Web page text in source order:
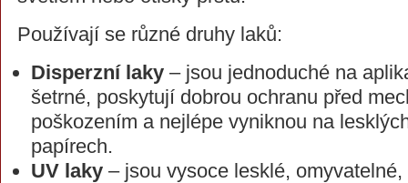
Používají se různé druhy laků:
Disperzní laky – jsou jednoduché na
šetrné, poskytují dobrou ochranu před
poškozením a nejlépe vyniknou na
papírech.
UV laky – jsou vysoce lesklé,